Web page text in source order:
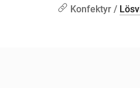
Konfektyr /